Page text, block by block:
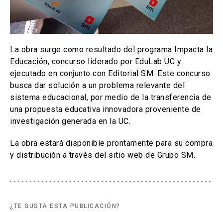
La obra surge como resultado del programa Impacta la
Educación, concurso liderado por EduLab UC y
ejecutado en conjunto con Editorial SM. Este concurso
busca dar solución a un problema relevante del
sistema educacional, por medio de la transferencia de
una propuesta educativa innovadora proveniente de
investigación generada en la UC.
La obra estará disponible prontamente para su compra
y distribución a través del sitio web de Grupo SM.
¿TE GUSTA ESTA PUBLICACIÓN?